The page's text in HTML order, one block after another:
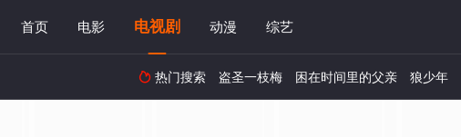
首页 电影 电视剧 动漫 综艺
 热门搜索 盗圣一枝梅 困在时间里的父亲 狼少年